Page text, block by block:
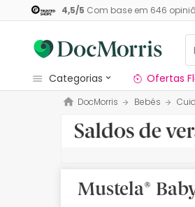
4,5/5 Com base em 646
categorias
Dermocosmetica
Nossa marca
Medicamentos
Ofertas
DocMorris Bebés
Mustela®